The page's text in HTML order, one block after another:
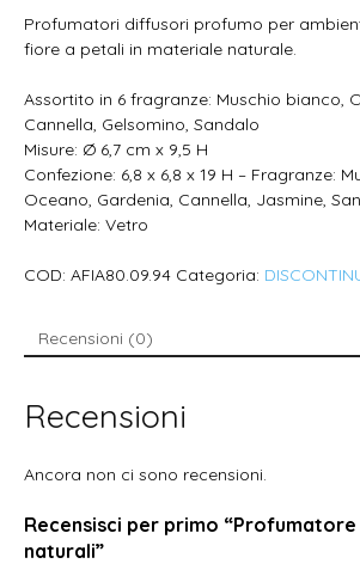
Profumatori diffusori profumo per
fiore a petali in materiale naturale.
Assortito in 6 fragranze: Muschio bianco,
Cannella, Gelsomino, Sandalo
Misure: Ø 6,7 cm x 9,5 H
Confezione: 6,8 x 6,8 x 19 H – Fragranze:
Oceano, Gardenia, Cannella, Jasmine,
Materiale: Vetro
COD: AFIA80.09.94 Categoria:
Recensioni (0)
Recensioni
Ancora non ci sono recensioni.
Recensisci per primo
naturali”